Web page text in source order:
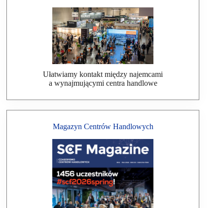
Ułatwiamy kontakt między najemcami
a wynajmującymi centra handlowe
Magazyn Centrów Handlowych